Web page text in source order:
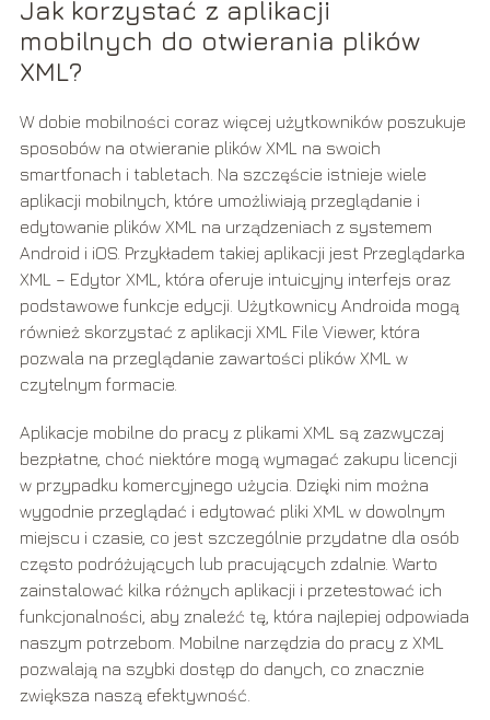
Jak korzystać z aplikacji
mobilnych do otwierania plików
XML?
W dobie mobilności coraz więcej użytkowników poszukuje
sposobów na otwieranie plików XML na swoich
smartfonach i tabletach. Na szczęście istnieje wiele
aplikacji mobilnych, które umożliwiają przeglądanie i
edytowanie plików XML na urządzeniach z systemem
Android i iOS. Przykładem takiej aplikacji jest Przeglądarka
XML – Edytor XML, która oferuje intuicyjny interfejs oraz
podstawowe funkcje edycji. Użytkownicy Androida mogą
również skorzystać z aplikacji XML File Viewer, która
pozwala na przeglądanie zawartości plików XML w
czytelnym formacie.
Aplikacje mobilne do pracy z plikami XML są zazwyczaj
bezpłatne, choć niektóre mogą wymagać zakupu licencji
w przypadku komercyjnego użycia. Dzięki nim można
wygodnie przeglądać i edytować pliki XML w dowolnym
miejscu i czasie, co jest szczególnie przydatne dla osób
często podróżujących lub pracujących zdalnie. Warto
zainstalować kilka różnych aplikacji i przetestować ich
funkcjonalności, aby znaleźć tę, która najlepiej odpowiada
naszym potrzebom. Mobilne narzędzia do pracy z XML
pozwalają na szybki dostęp do danych, co znacznie
zwiększa naszą efektywność.